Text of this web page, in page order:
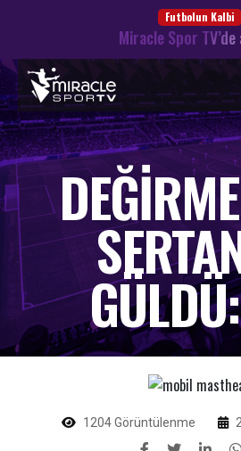
Futbolun Kalbi
Miracle Spor
1204 Görüntülenme